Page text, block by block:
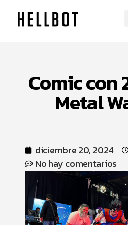
Comic con
Metal
diciembre 20, 2024
No hay comentarios